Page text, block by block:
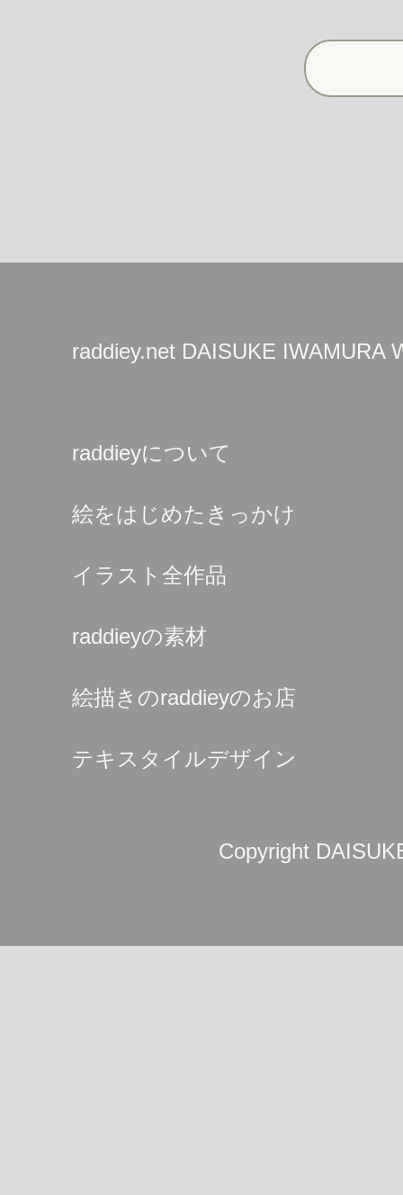
raddiey.net DAISUKE IWAMURA
raddieyについて
絵をはじめたきっかけ
イラスト全作品
raddieyの素材
絵描きのraddieyのお店
テキスタイルデザイン
Copyright